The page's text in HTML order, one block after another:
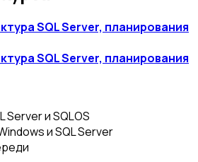
SQL Server, планирования
SQL Server, планирования
Server и SQLOS
и SQL Server